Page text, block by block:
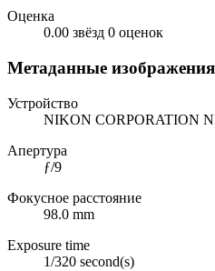
Оценка
0.00 звёзд 0 оценок
Метаданные изображения
Устройство
NIKON CORPORATION
Апертура
ƒ/9
Фокусное расстояние
98.0 mm
Exposure time
1/320 second(s)